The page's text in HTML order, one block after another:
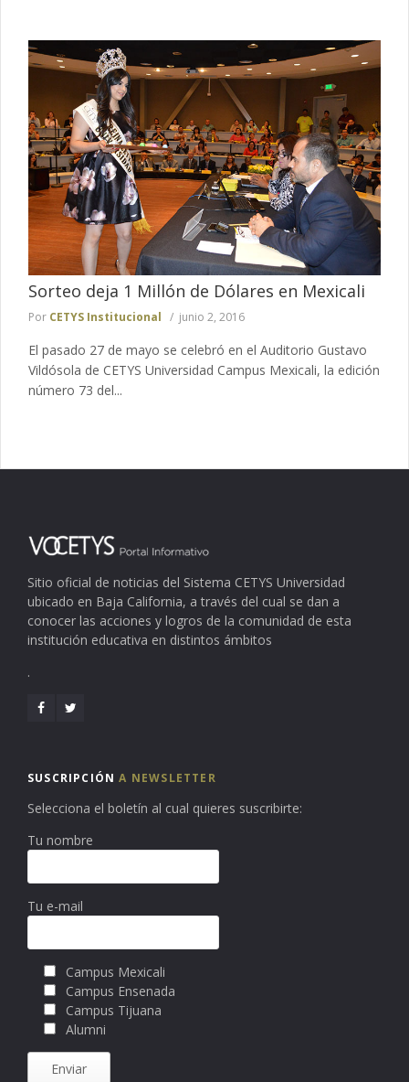
Sorteo deja 1 Millón de Dólares en Mexicali
Por CETYS Institucional junio 2, 2016
El pasado 27 de mayo se celebró en el Auditorio Gustavo
Vildósola de CETYS Universidad Campus Mexicali, la edición
número 73 del...
Sitio oficial de noticias del Sistema CETYS Universidad
ubicado en Baja California, a través del cual se dan a
conocer las acciones y logros de la comunidad de esta
institución educativa en distintos ámbitos
.
SUSCRIPCIÓNA NEWSLETTER
Selecciona el boletín al cual quieres suscribirte:
Tu nombre
Tu e-mail
Campus Mexicali
Campus Ensenada
Campus Tijuana
Alumni